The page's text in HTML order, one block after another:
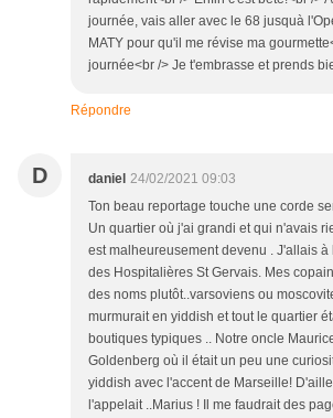
journée, vais aller avec le 68 jusquà
MATY pour qu'il me révise ma
journée<br /> Je t'embrasse et prends
Répondre
D daniel 24/02/2021 09:03
Ton beau reportage touche une corde
Un quartier où j'ai grandi et qui n'avais
est malheureusement devenu . J'allais
des Hospitalières St Gervais. Mes
des noms plutôt..varsoviens ou
murmurait en yiddish et tout le quartier
boutiques typiques .. Notre oncle
Goldenberg où il était un peu une
yiddish avec l'accent de Marseille!
l'appelait ..Marius ! Il me faudrait des